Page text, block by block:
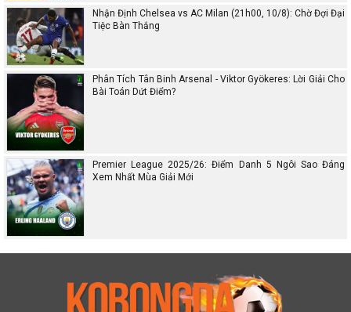
Nhận Định Chelsea vs AC Milan (21h00, 10/8): Chờ Đợi Đại
Tiệc Bàn Thắng
Phân Tích Tân Binh Arsenal - Viktor Gyökeres: Lời Giải Cho
Bài Toán Dứt Điểm?
Premier League 2025/26: Điểm Danh 5 Ngôi Sao Đáng
Xem Nhất Mùa Giải Mới